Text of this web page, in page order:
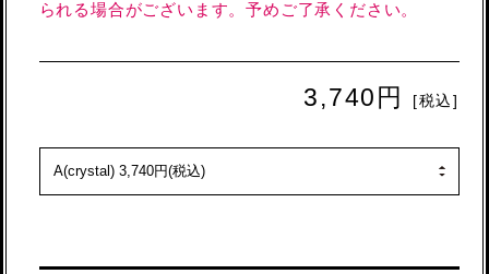
られる場合がございます。予めご了承ください。
3,740円 [税込]